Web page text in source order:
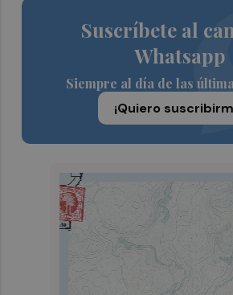
Suscríbete al
Whatsapp
Siempre al día de las
¡Quiero